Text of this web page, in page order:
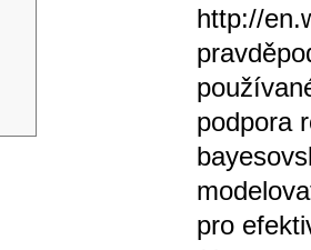
http://
podpora
pro